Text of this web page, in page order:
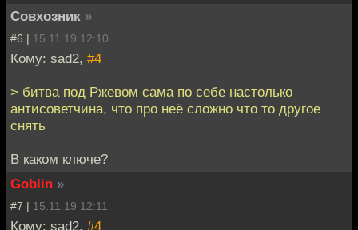
Совхозник »
#6 | 15.11.19 12:10
Кому: sad2, #4
> битва под Ржевом сама по себе настолько
антисоветчина, что про неё сложно что то другое
снять
В каком ключе?
Goblin »
#7 | 15.11.19 12:11
Кому: sad2, #4